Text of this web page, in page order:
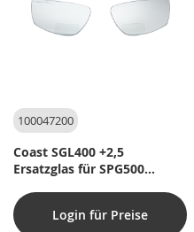
100047200
Coast SGL400 +2,5
Ersatzglas für SPG500
Login für Preise